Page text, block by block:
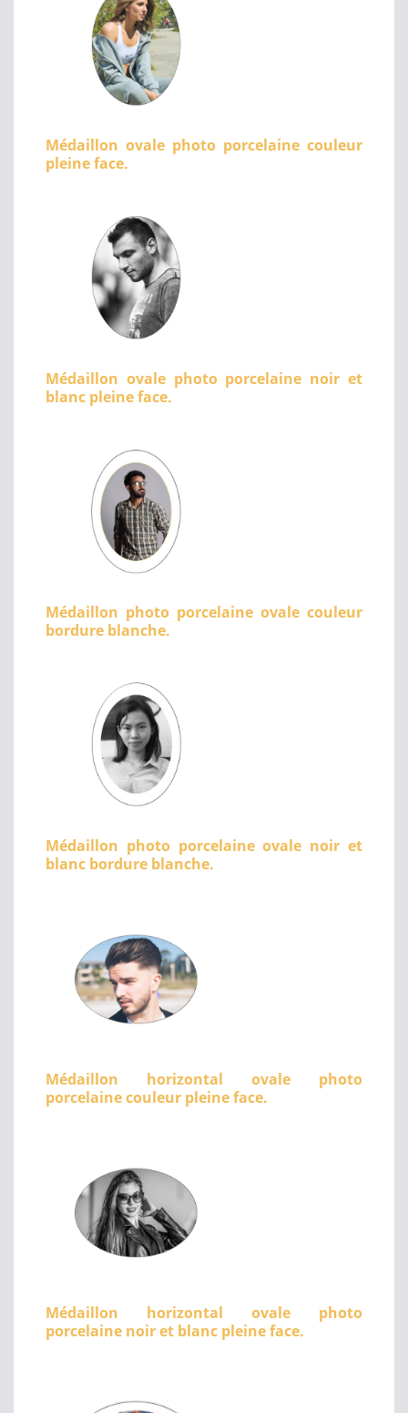
Médaillon ovale photo porcelaine couleur
pleine face.
Médaillon ovale photo porcelaine noir et
blanc pleine face.
Médaillon photo porcelaine ovale couleur
bordure blanche.
Médaillon photo porcelaine ovale noir et
blanc bordure blanche.
Médaillon horizontal ovale photo
porcelaine couleur pleine face.
Médaillon horizontal ovale photo
porcelaine noir et blanc pleine face.